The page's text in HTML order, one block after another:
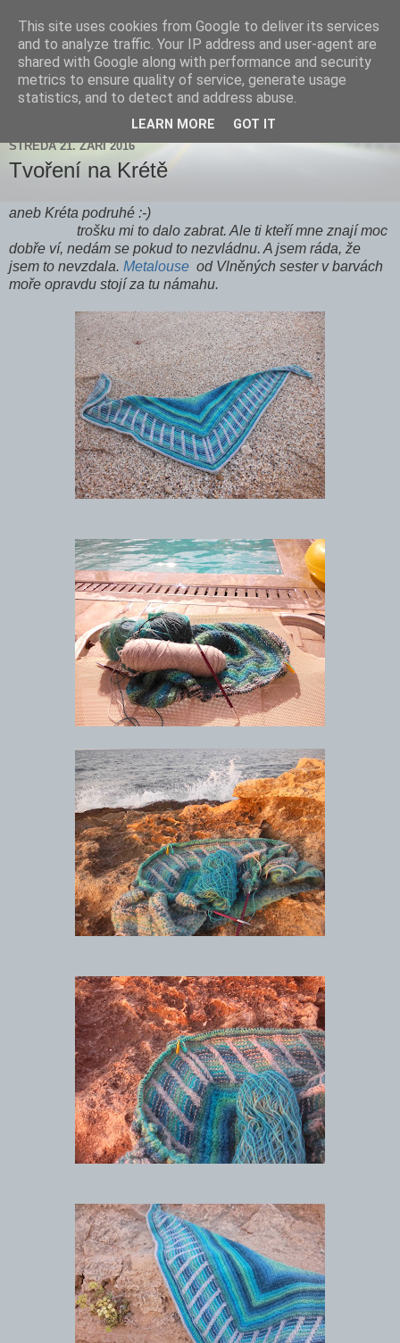
Zdenička
STŘEDA 21. ZÁŘÍ 2016
Tvoření na Krétě
aneb Kréta podruhé :-)
trošku mi to dalo zabrat. Ale ti kteří mne znají moc
dobře ví, nedám se pokud to nezvládnu. A jsem ráda, že
jsem to nevzdala. Metalouse od Vlněných sester v barvách
moře opravdu stojí za tu námahu.
This site uses cookies from Google to deliver its services
and to analyze traffic. Your IP address and user-agent are
shared with Google along with performance and security
metrics to ensure quality of service, generate usage
statistics, and to detect and address abuse.
LEARN MORE GOT IT